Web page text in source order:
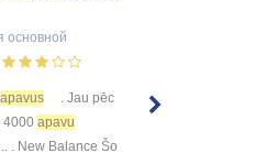
основной
apavus
. Jau pēc
4000 apavu
. New Balance Šo